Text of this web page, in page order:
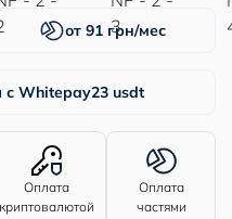
от 91 грн/мес
с Whitepay23 usdt
Оплата
криптовалютой
Оплата
частями